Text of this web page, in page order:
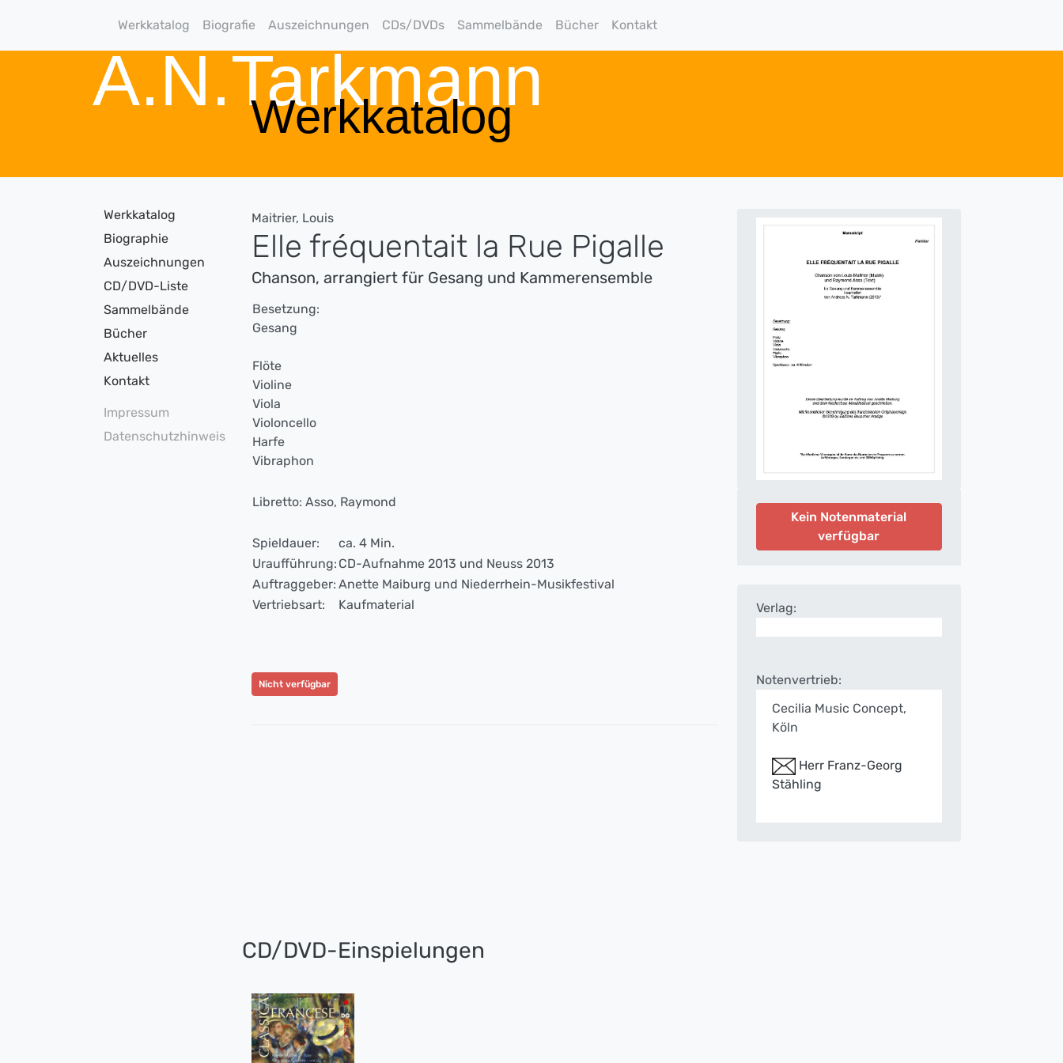
Werkkatalog Biografie Auszeichnungen CDs/DVDs Sammelbände Bücher Kontakt
A.N.Tarkmann
Werkkatalog
Werkkatalog
Biographie
Auszeichnungen
CD/DVD-Liste
Sammelbände
Bücher
Aktuelles
Kontakt
Impressum
Datenschutzhinweis
Maitrier, Louis
Elle fréquentait la Rue Pigalle
Chanson, arrangiert für Gesang und Kammerensemble
Besetzung:
Gesang
Flöte
Violine
Viola
Violoncello
Harfe
Vibraphon
Libretto: Asso, Raymond
Spieldauer:
ca. 4 Min.
Uraufführung: CD-Aufnahme 2013 und Neuss 2013
Auftraggeber: Anette Maiburg und Niederrhein-Musikfestival
Vertriebsart:
Kaufmaterial
Nicht verfügbar
Kein Notenmaterial
verfügbar
Verlag:
Notenvertrieb:
Cecilia Music Concept,
Köln
Herr Franz-Georg
Stähling
CD/DVD-Einspielungen